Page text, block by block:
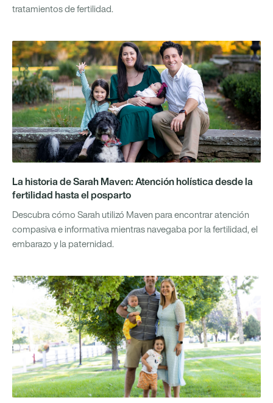
tratamientos de fertilidad.
La historia de Sarah Maven: Atención holística desde la
fertilidad hasta el posparto
Descubra cómo Sarah utilizó Maven para encontrar atención
compasiva e informativa mientras navegaba por la fertilidad, el
embarazo y la paternidad.